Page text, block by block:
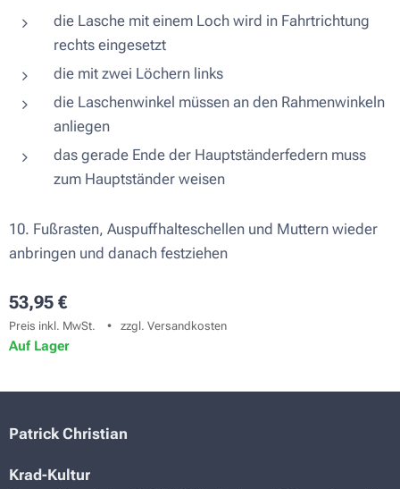
die Lasche mit einem Loch wird in Fahrtrichtung
rechts eingesetzt
die mit zwei Löchern links
die Laschenwinkel müssen an den Rahmenwinkeln
anliegen
das gerade Ende der Hauptständerfedern muss
zum Hauptständer weisen
10. Fußrasten, Auspuffhalteschellen und Muttern wieder
anbringen und danach festziehen
53,95 €
Preis inkl. MwSt. zzgl. Versandkosten
Auf Lager
Patrick Christian
Krad-Kultur